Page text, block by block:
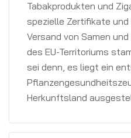
Tabakprodukten und
spezielle Zertifikate und
Versand von Samen
des EU-Territoriums
sei denn, es liegt ein
Herkunftsland